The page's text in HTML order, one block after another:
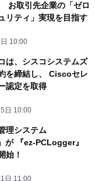
お取引先企業の「ゼロ
リティ」実現を目指す
10:00
は、シスコシステムズ
を締結し、 Ciscoセレ
認定を取得
日 10:00
理システム
が 『ez-PCLogger』
始！
日 11:00